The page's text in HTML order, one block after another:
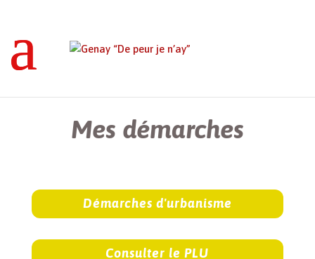
Mes démarches
Démarches d'urbanisme
Consulter le PLU